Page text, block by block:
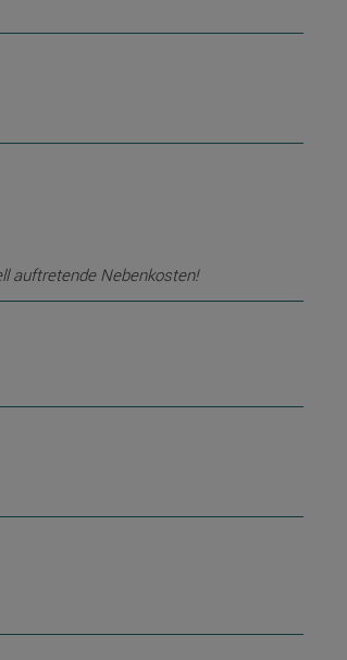
auftretende Nebenkosten!